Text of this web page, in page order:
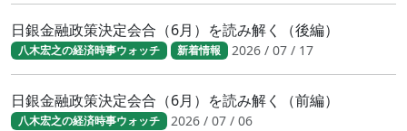
日銀金融政策決定会合（6月）を読み解く（後編）
八木宏之の経済時事ウォッチ 新着情報 2026 / 07 / 17
日銀金融政策決定会合（6月）を読み解く（前編）
八木宏之の経済時事ウォッチ 2026 / 07 / 06